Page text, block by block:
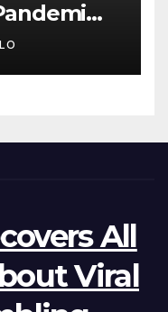
All
Viral